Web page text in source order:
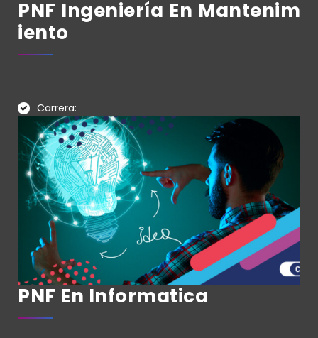
PNF Ingeniería En Mantenim
Iento
Carrera:
PNF En Informatica